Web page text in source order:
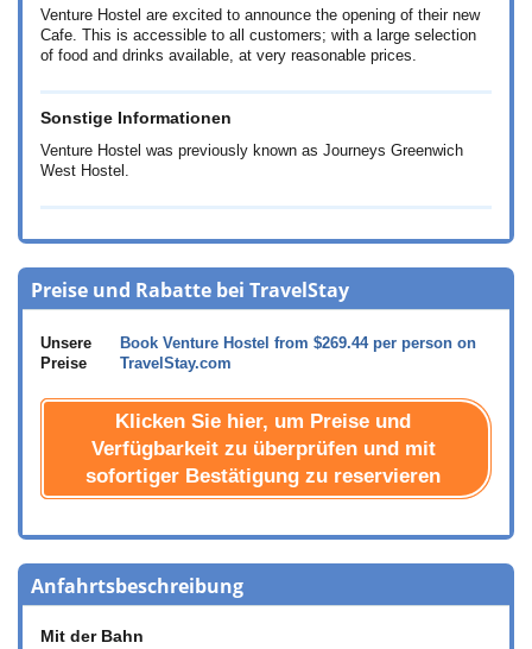
Venture Hostel are excited to announce the opening of their new
Cafe. This is accessible to all customers; with a large selection
of food and drinks available, at very reasonable prices.
Sonstige Informationen
Venture Hostel was previously known as Journeys Greenwich
West Hostel.
Preise und Rabatte bei TravelStay
Unsere
Preise
Book Venture Hostel from $269.44per person on
TravelStay.com
Klicken Sie hier, um Preise und
Verfügbarkeit zu überprüfen und mit
sofortiger Bestätigung zu reservieren
Anfahrtsbeschreibung
Mit der Bahn